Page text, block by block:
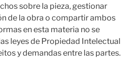
sobre la pieza, gestionar
de la obra o compartir ambos
en esta materia no se
leyes de Propiedad Intelectual
y demandas entre las partes.